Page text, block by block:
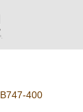
B747-400